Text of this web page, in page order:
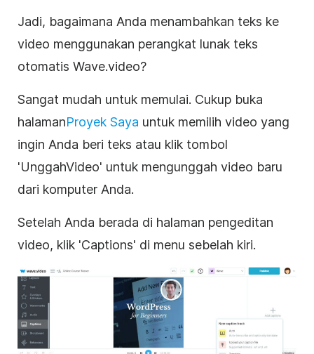
Jadi, bagaimana Anda menambahkan teks ke
video menggunakan perangkat lunak teks
otomatis Wave.video?
Sangat mudah untuk memulai. Cukup buka
halamanProyek Saya untuk memilih video yang
ingin Anda beri teks atau klik tombol
'UnggahVideo' untuk mengunggah video baru
dari komputer Anda.
Setelah Anda berada di halaman pengeditan
video, klik 'Captions' di menu sebelah kiri.